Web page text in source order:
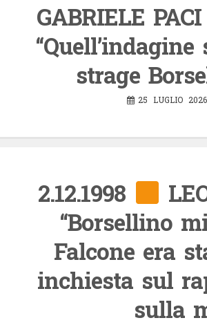
GABRIELE
strage
25 LUGLIO 2026
2.12.1998
“Borsellino
Falcone era
inchiesta sul
sulla